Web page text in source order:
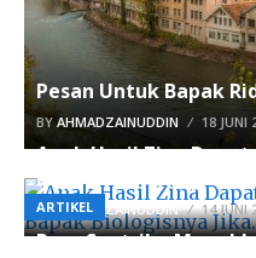
Pesan Untuk Bapak
BYAHMADZAINUDDIN 18 JUNI
ARTIKEL
Anak Hasil Zina
Bapak Biologisnya Jika…
BYAHMADZAINUDDIN 14 JUNI
Para Santriku